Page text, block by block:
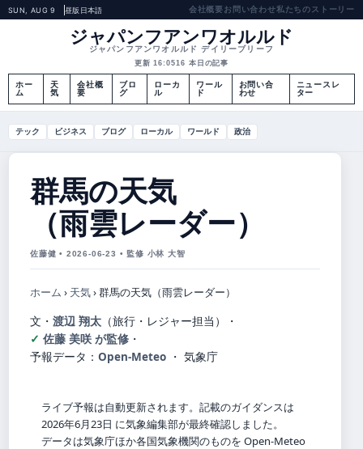
SUN, AUG 9 昼版 日本語 会社概要お問い合わせ私たちのストーリー
ジャパンフアンワオルルド
ジャパンフアンワオルルド デイリーブリーフ
更新 16:0516 本日の記事
ホー
ム
天
気
会社概
要
ブロ
グ
ローカ
ル
ワール
ド
お問い合
わせ
ニュースレ
ター
テック ビジネス ブログ ローカル ワールド 政治
群馬の天気
（雨雲レーダー）
佐藤健 • 2026-06-23 • 監修 小林 大智
ホーム › 天気›群馬の天気（雨雲レーダー）
文・ 渡辺 翔太 （旅行・レジャー担当）
・
佐藤 美咲 が監修 ・
予報データ： Open-Meteo ・ 気象庁
ライブ予報は自動更新されます。記載のガイダンスは
2026年6月23日 に気象編集部が最終確認しました。
データは気象庁ほか各国気象機関のものを Open-Meteo